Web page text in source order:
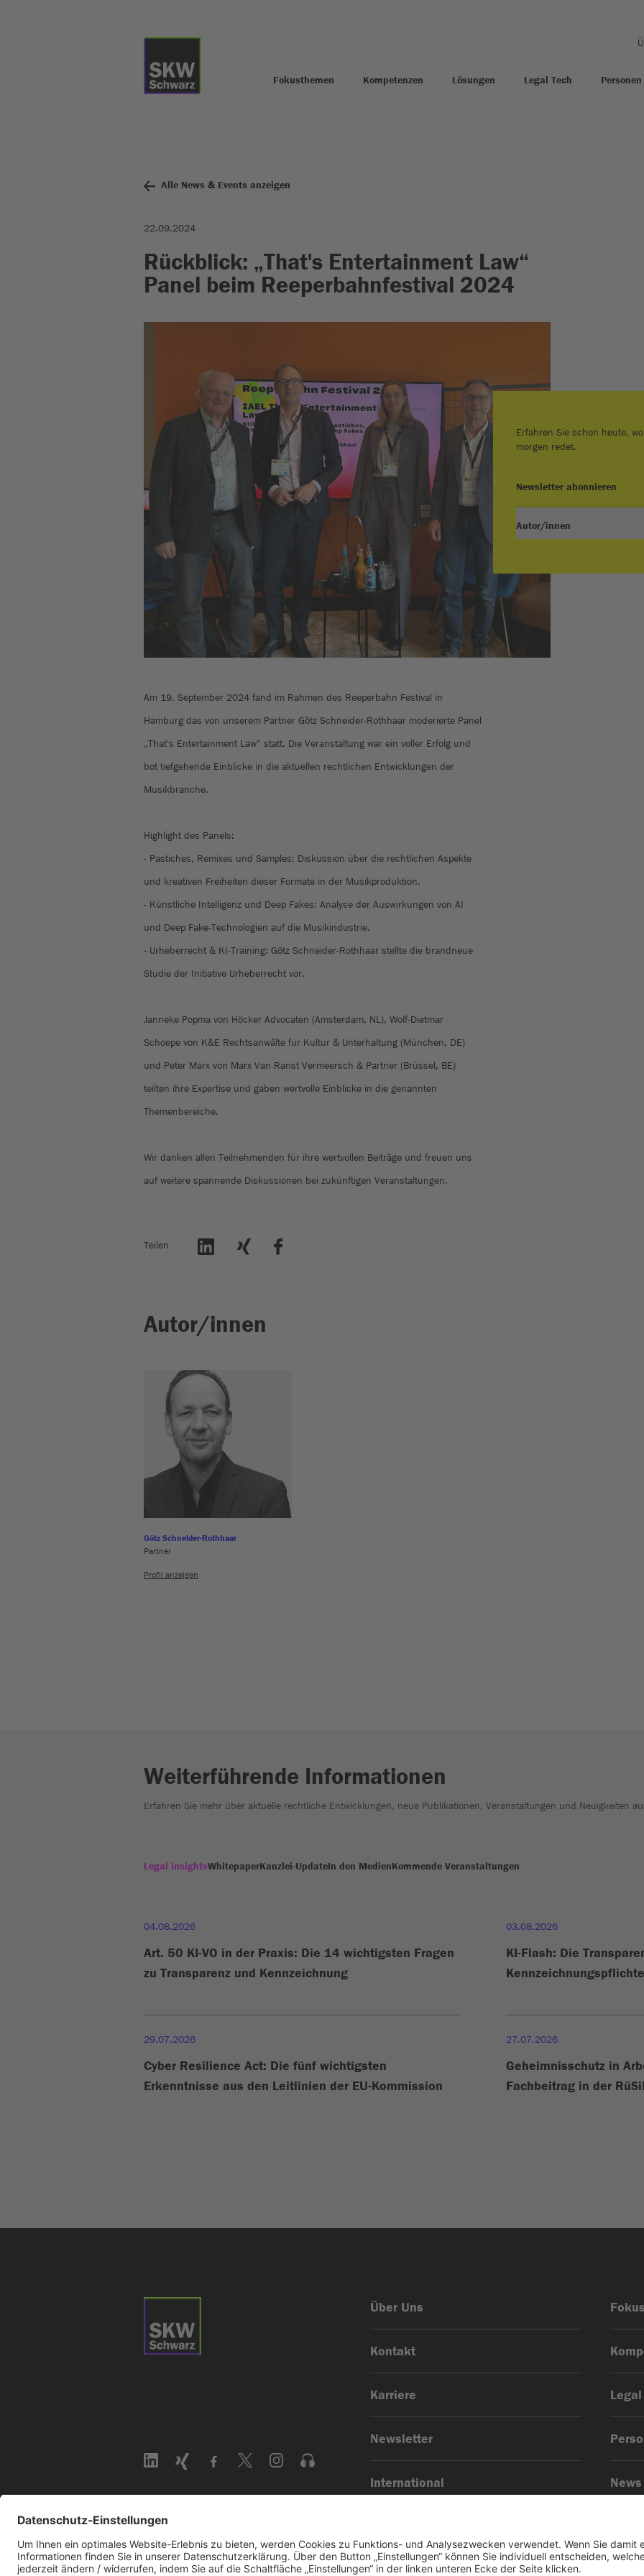
Fokusthemen Kompetenzen Lösungen Legal Tech Personen
Alle News & Events anzeigen
22.09.2024
Rückblick: „That's Entertainment Law“
Panel beim Reeperbahnfestival 2024
Am 19. September 2024 fand im Rahmen des Reeperbahn Festival in
Hamburg das von unserem Partner Götz Schneider-Rothhaar moderierte Panel
„That's Entertainment Law“ statt. Die Veranstaltung war ein voller Erfolg und
bot tiefgehende Einblicke in die aktuellen rechtlichen Entwicklungen der
Musikbranche.
Highlight des Panels:
- Pastiches, Remixes und Samples: Diskussion über die rechtlichen Aspekte
und kreativen Freiheiten dieser Formate in der Musikproduktion.
- Künstliche Intelligenz und Deep Fakes: Analyse der Auswirkungen von AI
und Deep Fake-Technologien auf die Musikindustrie.
- Urheberrecht & KI-Training: Götz Schneider-Rothhaar stellte die brandneue
Studie der Initiative Urheberrecht vor.
Janneke Popma von Höcker Advocaten (Amsterdam, NL), Wolf-Dietmar
Schoepe von K&E Rechtsanwälte für Kultur & Unterhaltung (München, DE)
und Peter Marx von Marx Van Ranst Vermeersch & Partner (Brüssel, BE)
teilten ihre Expertise und gaben wertvolle Einblicke in die genannten
Themenbereiche.
Wir danken allen Teilnehmenden für ihre wertvollen Beiträge und freuen uns
auf weitere spannende Diskussionen bei zukünftigen Veranstaltungen.
Teilen
Erfahren Sie schon heute,
morgen redet.
Newsletter abonnieren
Autor/innen
Autor/innen
Götz Schneider-Rothhaar
Partner
Profil anzeigen
Weiterführende Informationen
Erfahren Sie mehr über aktuelle rechtliche Entwicklungen, neue Publikationen, Veranstaltungen und Neuigkeiten
Legal insightsWhitepaperKanzlei-UpdateIn den MedienKommende Veranstaltungen
04.08.2026
Art. 50 KI-VO in der Praxis: Die 14 wichtigsten Fragen
zu Transparenz und Kennzeichnung
03.08.2026
KI-Flash: Die
29.07.2026
Cyber Resilience Act: Die fünf wichtigsten
Erkenntnisse aus den Leitlinien der EU-Kommission
27.07.2026
Geheimnisschutz in
Fachbeitrag in der
Über Uns
Kontakt
Karriere
Newsletter
International News